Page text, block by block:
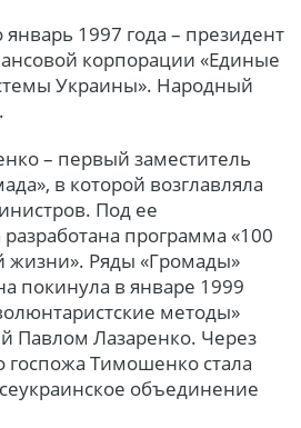
1997 года – президент
корпорации «Единые
Украины». Народный
– первый заместитель
в которой возглавляла
Под ее
программа «100
жизни». Ряды «Громады»
покинула в январе 1999
методы»
Павлом Лазаренко. Через
госпожа Тимошенко стала
объединение